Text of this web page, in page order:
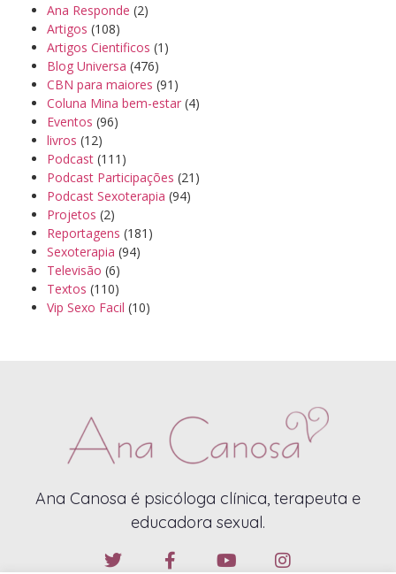
Ana Responde (2)
Artigos (108)
Artigos Cientificos (1)
Blog Universa (476)
CBN para maiores (91)
Coluna Mina bem-estar (4)
Eventos (96)
livros (12)
Podcast (111)
Podcast Participações (21)
Podcast Sexoterapia (94)
Projetos (2)
Reportagens (181)
Sexoterapia (94)
Televisão (6)
Textos (110)
Vip Sexo Facil (10)
Ana Canosa é psicóloga clínica, terapeuta e
educadora sexual.